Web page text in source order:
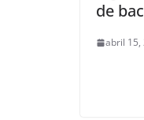
de
abril 15,